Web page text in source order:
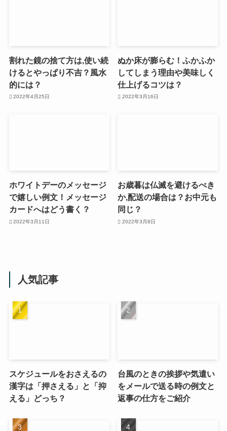
割れた鏡の捨て方は,使い続
けるとやっぱり不吉？風水
的には？
2022年4月25日
ぬか床が膨らむ！ふかふか
してしまう理由や美味しく
仕上げるコツは？
2022年3月16日
ホワイトデーのメッセージ
で嬉しい例文！メッセージ
カードへはどう書く？
2022年3月11日
お歳暮は仏滅を避けるべき
か,配送の場合は？お中元も
同じ？
2022年3月8日
人気記事
スケジュールをおさえるの
漢字は「押さえる」と「抑
える」どっち？
台風のときの挨拶や気遣い
をメールで送る時の例文と
返事の仕方をご紹介